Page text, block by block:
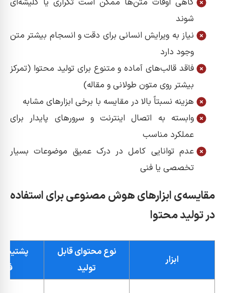
شوند
نیاز به ویرایش انسانی برای دقت و انسجام بیشتر متن
وجود دارد
فاقد قالب‌های آماده و متنوع برای تولید محتوا (تمرکز
بیشتر روی متون طولانی و مقاله)
هزینه نسبتاً بالا در مقایسه با برخی ابزارهای مشابه
وابسته به اتصال اینترنت و سرورهای پایدار برای
عملکرد مناسب
عدم توانایی کامل در درک عمیق موضوعات بسیار
تخصصی یا فنی
مقایسه‌‌ی ابزارهای هوش مصنوعی برای استفاده
در تولید محتوا
ابزار
نوع محتوای قابل
تولید